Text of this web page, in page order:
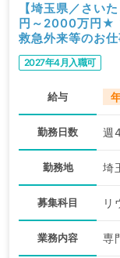
【埼玉県／さい
円～2000万円★
救急外来等のお
2027年4月入職可
給与
勤務日数 週
勤務地 埼
募集科目 リ
業務内容 専